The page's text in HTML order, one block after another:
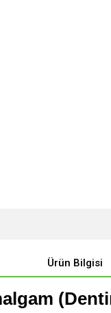
Ürün Bilgisi